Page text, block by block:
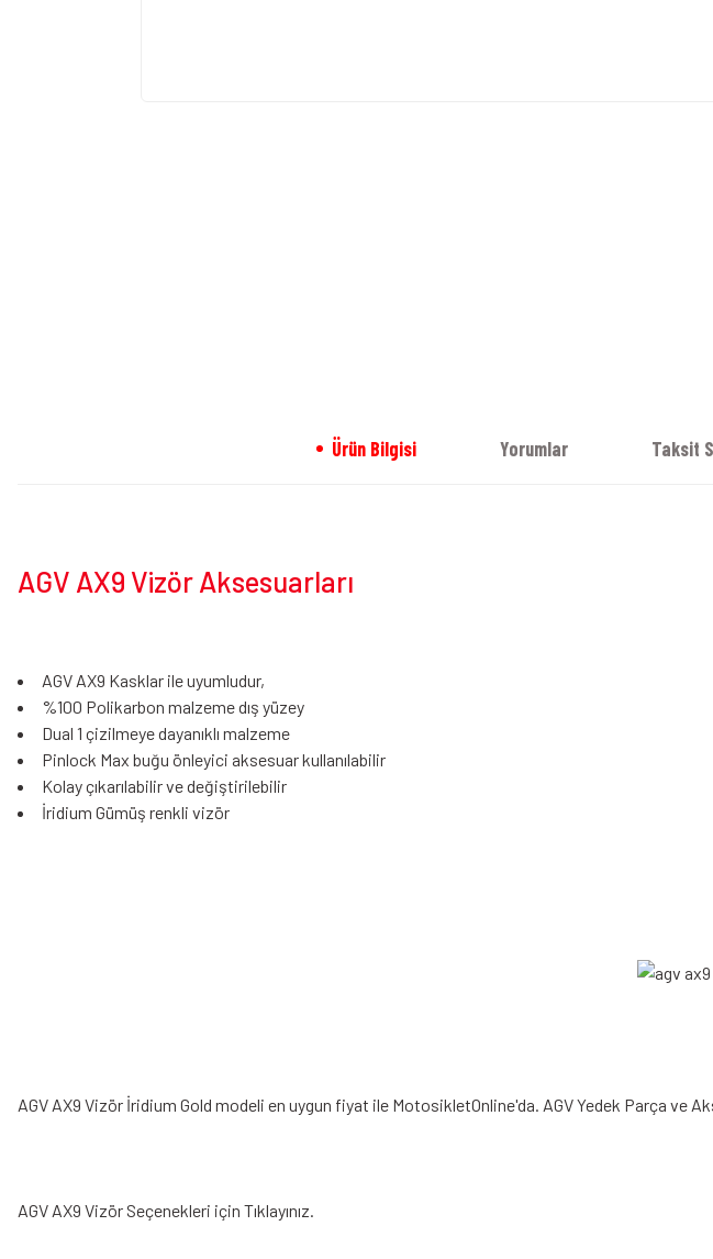
Ürün Bilgisi Yorumlar Taksit
AGV AX9 Vizör Aksesuarları
AGV AX9 Kasklar ile uyumludur,
%100 Polikarbon malzeme dış yüzey
Dual 1 çizilmeye dayanıklı malzeme
Pinlock Max buğu önleyici aksesuar kullanılabilir
Kolay çıkarılabilir ve değiştirilebilir
İridium Gümüş renkli vizör
AGV AX9 Vizör İridium Gold modeli en uygun fiyat ile MotosikletOnline'da. AGV Yedek Parça ve
AGV AX9 Vizör Seçenekleri için Tıklayınız.